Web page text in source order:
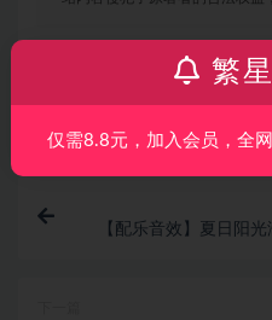
收藏 海报
【配乐音效】夏日阳
繁
仅需8.8元，加入会员，全